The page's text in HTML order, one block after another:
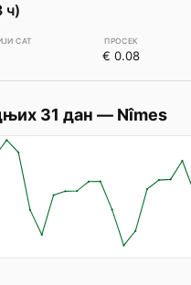
ч)
€ 0.08
31 дан — Nîmes